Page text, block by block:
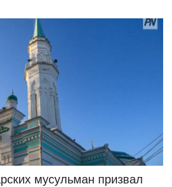
мусульман призвал